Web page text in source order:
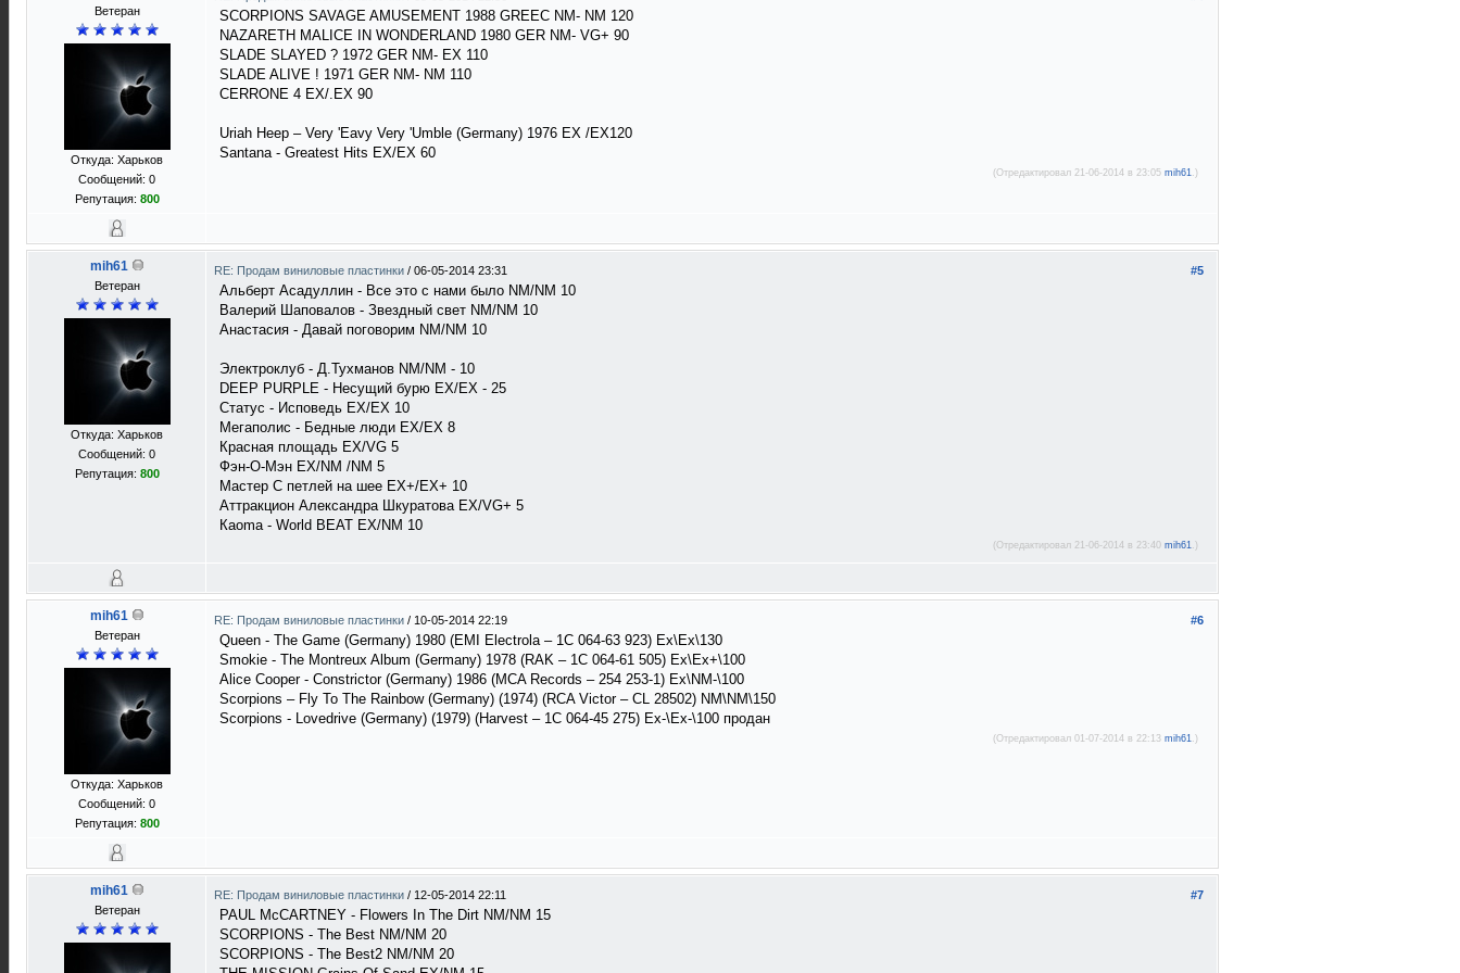
Ветеран
Откуда: Харьков
Сообщений: 0
Репутация: 800
SCORPIONS SAVAGE AMUSEMENT 1988 GREEC NM- NM 120
NAZARETH MALICE IN WONDERLAND 1980 GER NM- VG+ 90
SLADE SLAYED ? 1972 GER NM- EX 110
SLADE ALIVE ! 1971 GER NM- NM 110
СERRONE 4 EX/.EX 90
Uriah Heep ‎– Very 'Eavy Very 'Umble (Germany) 1976 EX /EX120
Santana - Greatest Hits EX/EX 60
(Отредактировал 21-06-2014 в 23:05 mih61.)
mih61
Ветеран
Откуда: Харьков
Сообщений: 0
Репутация: 800
#5
RE: Продам виниловые пластинки / 06-05-2014 23:31
Альберт Асадуллин - Все это с нами было NM/NM 10
Валерий Шаповалов - Звездный свет NM/NM 10
Анастасия - Давай поговорим NM/NM 10
Электроклуб - Д.Тухманов NM/NM - 10
DEEP PURPLE - Несущий бурю EX/EX - 25
Статус - Исповедь EX/EX 10
Мегаполис - Бедные люди EX/EX 8
Красная площадь EX/VG 5
Фэн-О-Мэн EX/NM /NM 5
Мастер С петлей на шее EX+/EX+ 10
Аттракцион Александра Шкуратова EX/VG+ 5
Кaoma - World BEAT EX/NM 10
(Отредактировал 21-06-2014 в 23:40 mih61.)
mih61
Ветеран
Откуда: Харьков
Сообщений: 0
Репутация: 800
#6
RE: Продам виниловые пластинки / 10-05-2014 22:19
Queen - The Game (Germany) 1980 (EMI Electrola – 1C 064-63 923) Ex\Ex\130
Smokie - The Montreux Album (Germany) 1978 (RAK ‎– 1C 064-61 505) Ex\Ex+\100
Alice Cooper - Constrictor (Germany) 1986 (MCA Records ‎– 254 253-1) Ex\NM-\100
Scorpions – Fly To The Rainbow (Germany) (1974) (RCA Victor – CL 28502) NM\NM\150
Scorpions - Lovedrive (Germany) (1979) (Harvest – 1C 064-45 275) Ex-\Ex-\100 продан
(Отредактировал 01-07-2014 в 22:13 mih61.)
mih61
Ветеран
#7
RE: Продам виниловые пластинки / 12-05-2014 22:11
PAUL McCARTNEY - Flowers In The Dirt NM/NM 15
SCORPIONS - The Best NM/NM 20
SCORPIONS - The Best2 NM/NM 20